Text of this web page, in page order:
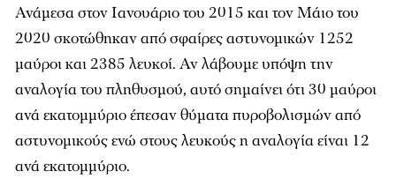
Ανάμεσα στον Ιανουάριο του 2015 και τον Μάιο του
2020 σκοτώθηκαν από σφαίρες αστυνομικών 1252
μαύροι και 2385 λευκοί. Αν λάβουμε υπόψη την
αναλογία του πληθυσμού, αυτό σημαίνει ότι 30 μαύροι
ανά εκατομμύριο έπεσαν θύματα πυροβολισμών από
αστυνομικούς ενώ στους λευκούς η αναλογία είναι 12
ανά εκατομμύριο.